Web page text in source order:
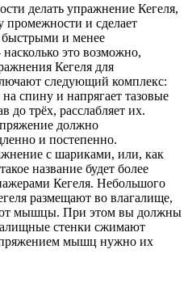
делать упражнение Кегеля,
промежности и сделает
и менее
это возможно,
Кегеля для
следующий комплекс:
спину и напрягает тазовые
до трёх, расслабляет их.
должно
и постепенно.
с шариками, или, как
название будет более
Кегеля. Небольшого
размещают во влагалище,
мышцы. При этом вы должны
стенки сжимают
мышц нужно их